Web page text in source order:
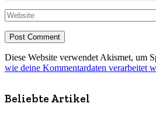
Diese Website verwendet Akismet, um
wie deine Kommentardaten verarbeitet
Beliebte Artikel